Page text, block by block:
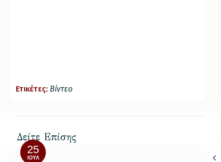
Ετικέτες: Βίντεο
Δείτε Επίσης
25
ΙΟΎΛ